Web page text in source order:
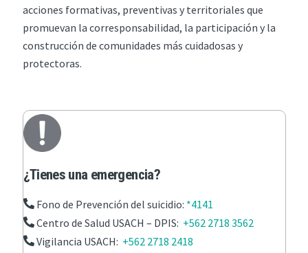
acciones formativas, preventivas y territoriales que
promuevan la corresponsabilidad, la participación y la
construcción de comunidades más cuidadosas y
protectoras.
¿Tienes una emergencia?
Fono de Prevención del suicidio: *4141
Centro de Salud USACH – DPIS: +562 2718 3562
Vigilancia USACH: +562 2718 2418